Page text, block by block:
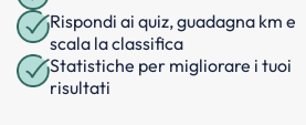
Rispondi ai quiz, guadagna km e
scala la classifica
Statistiche per migliorare i tuoi
risultati